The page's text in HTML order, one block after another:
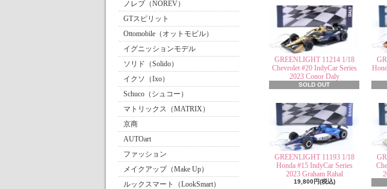
ノレブ（NOREV）
GTスピリット
Ottomobile（オットモビル）
イグニッションモデル
ソリド（Solido）
イクソ（Ixo）
Schuco（シュコー）
マトリックス（MATRIX）
京商
AUTOart
ファッション
メイクアップ（Make Up）
ルックスマート（LookSmart）
GREENLIGHT 11214 1/18
Chevrolet #20 IndyCar Series
2023 Conor Daly
SOLD OUT
GREENLIGHT 11193 1/18
Honda #15 IndyCar Series
2023 Graham Rahal
19,800円(税込)